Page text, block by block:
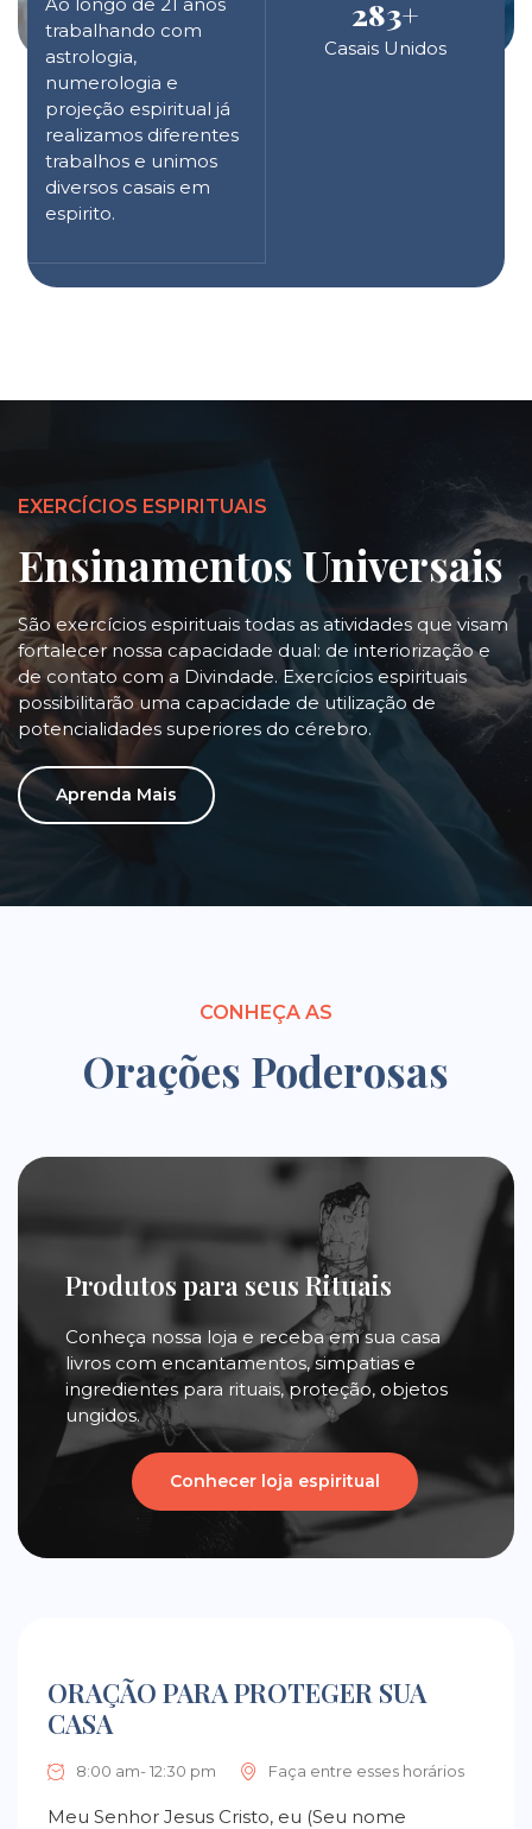
trabalhando com
astrologia,
numerologia e
projeção espiritual já
realizamos diferentes
trabalhos e unimos
diversos casais em
espirito.
283+
Casais Unidos
EXERCÍCIOS ESPIRITUAIS
Ensinamentos Universais
São exercícios espirituais todas as atividades que visam
fortalecer nossa capacidade dual: de interiorização e
de contato com a Divindade. Exercícios espirituais
possibilitarão uma capacidade de utilização de
potencialidades superiores do cérebro.
Aprenda Mais
CONHEÇA AS
Orações Poderosas
Produtos para seus Rituais
Conheça nossa loja e receba em sua casa
livros com encantamentos, simpatias e
ingredientes para rituais, proteção, objetos
ungidos.
Conhecer loja espiritual
ORAÇÃO PARA PROTEGER SUA
CASA
8:00 am- 12:30 pm Faça entre esses horários
Meu Senhor Jesus Cristo, eu (Seu nome